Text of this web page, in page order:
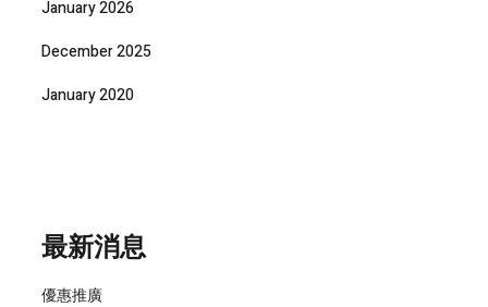
January 2026
December 2025
January 2020
最新消息
優惠推廣